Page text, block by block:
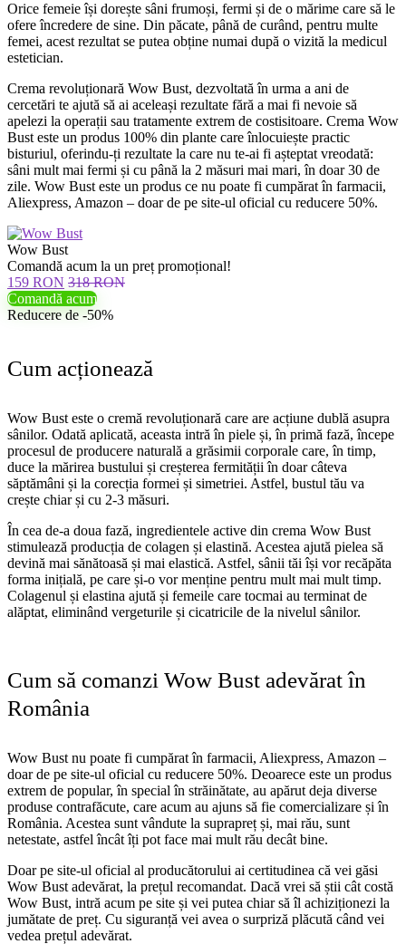
Orice femeie își dorește sâni frumoși, fermi și de o mărime care să le
ofere încredere de sine. Din păcate, până de curând, pentru multe
femei, acest rezultat se putea obține numai după o vizită la medicul
estetician.
Crema revoluționară Wow Bust, dezvoltată în urma a ani de
cercetări te ajută să ai aceleași rezultate fără a mai fi nevoie să
apelezi la operații sau tratamente extrem de costisitoare. Crema Wow
Bust este un produs 100% din plante care înlocuiește practic
bisturiul, oferindu-ți rezultate la care nu te-ai fi așteptat vreodată:
sâni mult mai fermi și cu până la 2 măsuri mai mari, în doar 30 de
zile. Wow Bust este un produs ce nu poate fi cumpărat în farmacii,
Aliexpress, Amazon – doar de pe site-ul oficial cu reducere 50%.
Wow Bust
Comandă acum la un preț promoțional!
159 RON 318 RON
Comandă acum
Reducere de -50%
Cum acționează
Wow Bust este o cremă revoluționară care are acțiune dublă asupra
sânilor. Odată aplicată, aceasta intră în piele și, în primă fază, începe
procesul de producere naturală a grăsimii corporale care, în timp,
duce la mărirea bustului și creșterea fermității în doar câteva
săptămâni și la corecția formei și simetriei. Astfel, bustul tău va
crește chiar și cu 2-3 măsuri.
În cea de-a doua fază, ingredientele active din crema Wow Bust
stimulează producția de colagen și elastină. Acestea ajută pielea să
devină mai sănătoasă și mai elastică. Astfel, sânii tăi își vor recăpăta
forma inițială, pe care și-o vor menține pentru mult mai mult timp.
Colagenul și elastina ajută și femeile care tocmai au terminat de
alăptat, eliminând vergeturile și cicatricile de la nivelul sânilor.
Cum să comanzi Wow Bust adevărat în
România
Wow Bust nu poate fi cumpărat în farmacii, Aliexpress, Amazon –
doar de pe site-ul oficial cu reducere 50%. Deoarece este un produs
extrem de popular, în special în străinătate, au apărut deja diverse
produse contrafăcute, care acum au ajuns să fie comercializare și în
România. Acestea sunt vândute la suprapreț și, mai rău, sunt
netestate, astfel încât îți pot face mai mult rău decât bine.
Doar pe site-ul oficial al producătorului ai certitudinea că vei găsi
Wow Bust adevărat, la prețul recomandat. Dacă vrei să știi cât costă
Wow Bust, intră acum pe site și vei putea chiar să îl achiziționezi la
jumătate de preț. Cu siguranță vei avea o surpriză plăcută când vei
vedea prețul adevărat.